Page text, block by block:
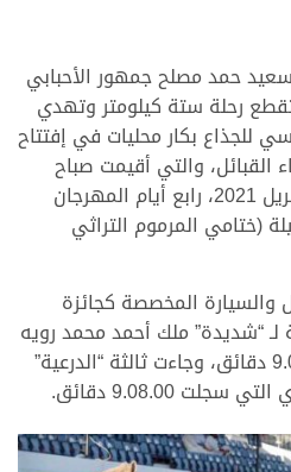
سعيد حمد مصلح جمهور الأحبابي
دقائق لتقطع رحلة ستة كيلومتر وتهدي
للجذاع بكار محليات في إفتتاح
القبائل، والتي أقيمت صباح
اليوم الثلاثاء السادس من ابريل 2021، رابع أيام المهرجان
(ختامي المرموم التراثي
والسيارة المخصصة كجائزة
لـ “شديدة” ملك أحمد محمد رويه
الخيلي التي وصلت في 9.07.6 دقائق، وجاءت ثالثة “الدرعية”
9.08.00 دقائق.